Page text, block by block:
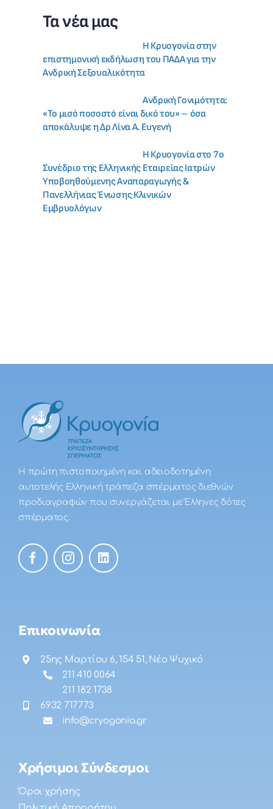
Τα νέα μας
Η Κρυογονία στην
επιστημονική εκδήλωση του ΠΑΔΑ για την
Ανδρική Σεξουαλικότητα
Ανδρική Γονιμότητα:
«Το μισό ποσοστό είναι δικό του» – όσα
αποκάλυψε η Δρ Λίνα Α. Ευγενή
Η Κρυογονία στο 7ο
Συνέδριο της Ελληνικής Εταιρείας Ιατρών
Υποβοηθούμενης Αναπαραγωγής &
Πανελλήνιας Ένωσης Κλινικών
Εμβρυολόγων
Η πρώτη πιστοποιημένη και αδειοδοτημένη
αυτοτελής Ελληνική τράπεζα σπέρματος διεθνών
προδιαγραφών που συνεργάζεται με Έλληνες δότες
σπέρματος.
Επικοινωνία
25ης Μαρτίου 6, 154 51, Νέο Ψυχικό
211 410 0064
211 182 1738
6932 717773
info@cryogonia.gr
Χρήσιμοι Σύνδεσμοι
Όροι χρήσης